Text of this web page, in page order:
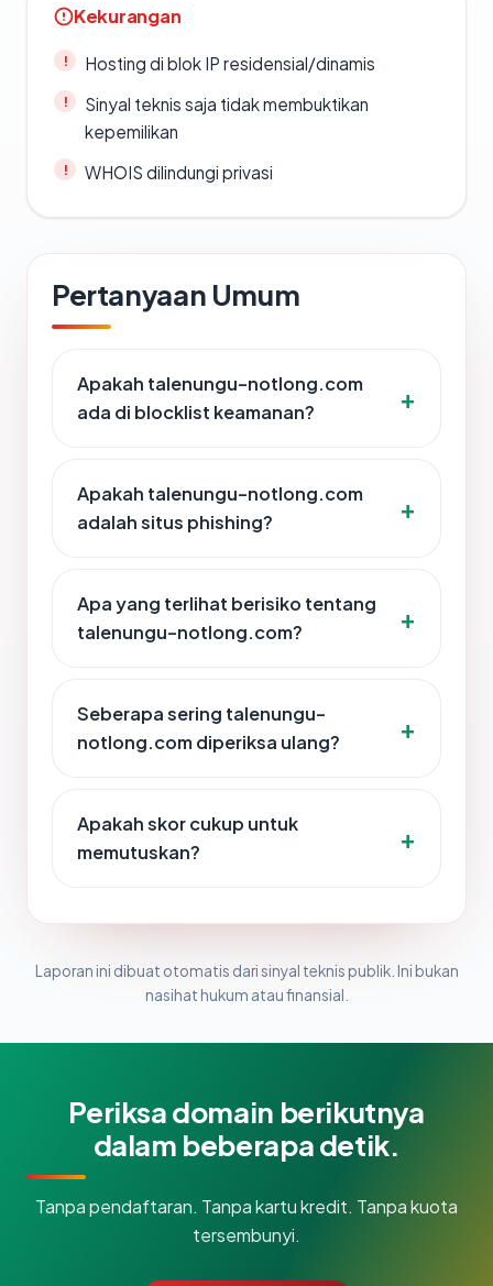
Kekurangan
Hosting di blok IP residensial/dinamis
Sinyal teknis saja tidak membuktikan
kepemilikan
WHOIS dilindungi privasi
Pertanyaan Umum
Apakah talenungu-notlong.com
ada di blocklist keamanan?
Apakah talenungu-notlong.com
adalah situs phishing?
Apa yang terlihat berisiko tentang
talenungu-notlong.com?
Seberapa sering talenungu-
notlong.com diperiksa ulang?
Apakah skor cukup untuk
memutuskan?
Laporan ini dibuat otomatis dari sinyal teknis publik. Ini bukan
nasihat hukum atau finansial.
Periksa domain berikutnya
dalam beberapa detik.
Tanpa pendaftaran. Tanpa kartu kredit. Tanpa kuota
tersembunyi.